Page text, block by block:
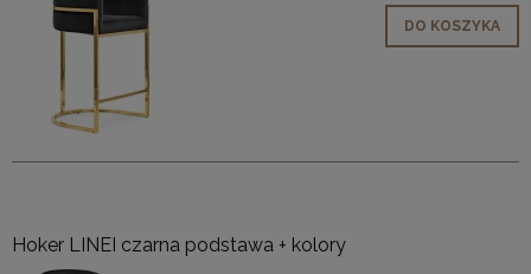
DO KOSZYKA
Hoker LINEI czarna podstawa + kolory